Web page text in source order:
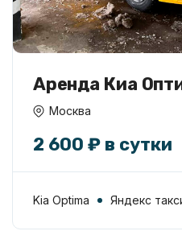
Аренда Киа
Москва
2 600 ₽ в сутки
Kia Optima Яндекс